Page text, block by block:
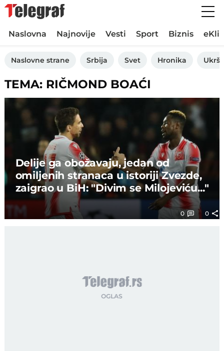
Naslovna Najnovije Vesti Sport Biznis
Naslovne strane Srbija Svet Hronika
TEMA: RIČMOND BOAĆI
Delije ga obožavaju, jedan od
omiljenih stranaca u istoriji Zvezde,
zaigrao u BiH: "Divim se Milojeviću..."
0 0